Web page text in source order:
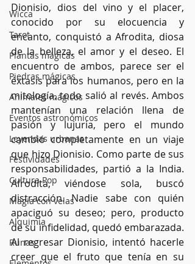
Wicca
Tarot
Plantas mágicas
Piedras mágicas
Animales mágicos
Eventos astronómicos
Leyendas urbanas
Festividades
Cultura Pop
Magia con velas
Alquimia
Runas
Dionisio, dios del vino y el placer,
conocido por su elocuencia y
encanto, conquistó a Afrodita, diosa
de la belleza, el amor y el deseo. El
encuentro de ambos, parece ser el
éxtasis para los humanos, pero en la
mitología, todo salió al revés. Ambos
mantenían una relación llena de
pasión y lujuria, pero el mundo
cambió completamente en un viaje
que hizo Dionisio. Como parte de sus
responsabilidades, partió a la India.
Afrodita, viéndose sola, buscó
distracción. Nadie sabe con quién
apaciguó su deseo; pero, producto
de su infidelidad, quedó embarazada.
Al regresar Dionisio, intentó hacerle
creer que el fruto que tenía en su